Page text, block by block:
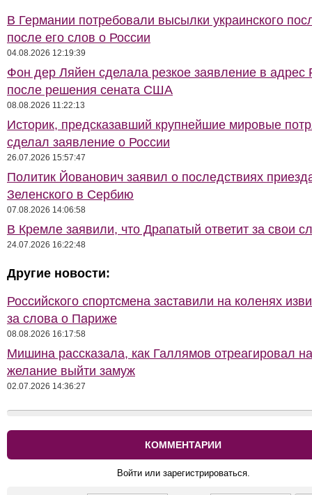
В Германии потребовали высылки украинского
после его слов о России
04.08.2026 12:19:39
Фон дер Ляйен сделала резкое заявление в адрес
после решения сената США
08.08.2026 11:22:13
Историк, предсказавший крупнейшие мировые
сделал заявление о России
26.07.2026 15:57:47
Политик Йованович заявил о последствиях
Зеленского в Сербию
07.08.2026 14:06:58
В Кремле заявили, что Драпатый ответит за свои
24.07.2026 16:22:48
Другие новости:
Российского спортсмена заставили на коленях
за слова о Париже
08.08.2026 16:17:58
Мишина рассказала, как Галлямов отреагировал
желание выйти замуж
02.07.2026 14:36:27
КОММЕНТАРИИ
Войти или зарегистрироваться.